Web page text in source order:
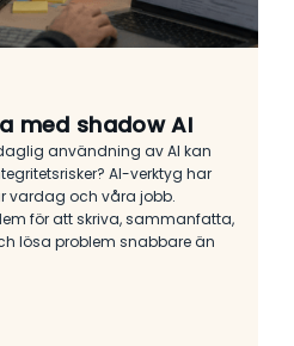
med shadow AI
användning av AI kan
AI-verktyg har
vardag och våra jobb.
för att skriva, sammanfatta,
lösa problem snabbare än